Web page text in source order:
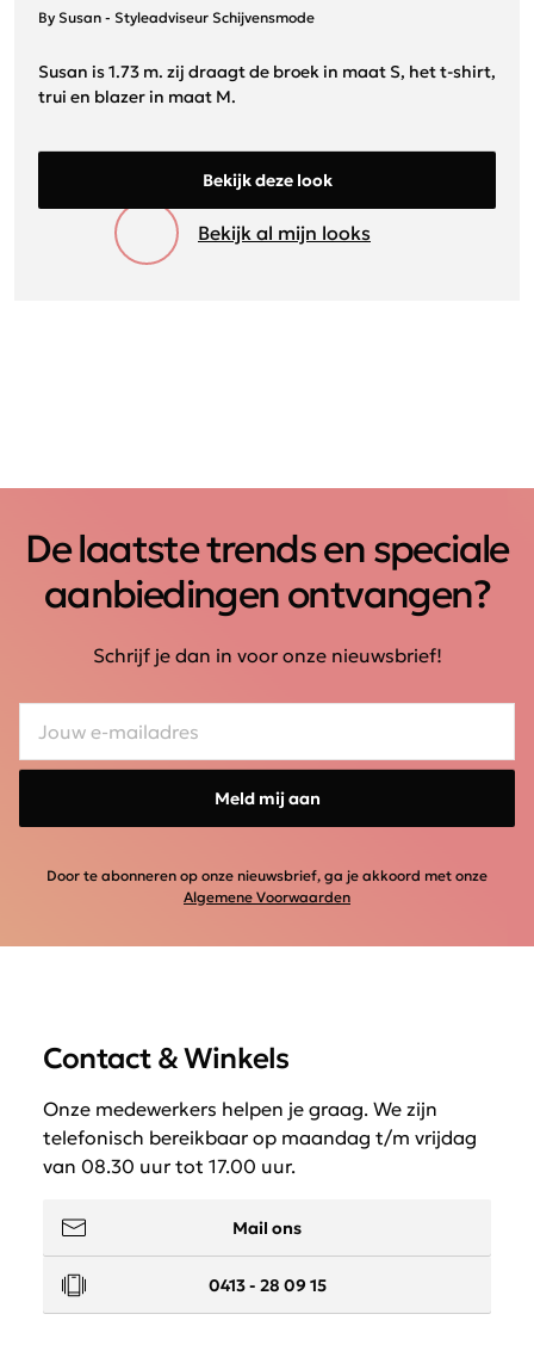
By Susan - Styleadviseur Schijvensmode
Susan is 1.73 m. zij draagt de broek in maat S, het t-shirt,
trui en blazer in maat M.
Bekijk deze look
Bekijk al mijn looks
De laatste trends en speciale
aanbiedingen ontvangen?
Schrijf je dan in voor onze nieuwsbrief!
Meld mij aan
Door te abonneren op onze nieuwsbrief, ga je akkoord met onze
Algemene Voorwaarden
Contact & Winkels
Onze medewerkers helpen je graag. We zijn
telefonisch bereikbaar op maandag t/m vrijdag
van 08.30 uur tot 17.00 uur.
Mail ons
0413 - 28 09 15